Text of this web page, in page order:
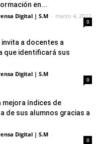
en...
Digital | S.M - marzo 4, 2022
0
a docentes a
que identificará sus
Digital | S.M -
0
mejora índices de
de sus alumnos gracias a
Digital | S.M -
0